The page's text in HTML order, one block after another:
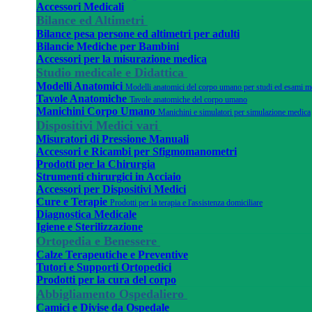
Accessori Medicali
Bilance ed Altimetri
Bilance pesa persone ed altimetri per adulti
Bilancie Mediche per Bambini
Accessori per la misurazione medica
Studio medicale e Didattica
Modelli Anatomici Modelli anatomici del corpo umano per studi ed esami
Tavole Anatomiche Tavole anatomiche del corpo umano
Manichini Corpo Umano Manichini e simulatori per simulazione medica
Dispositivi Medici vari
Misuratori di Pressione Manuali
Accessori e Ricambi per Sfigmomanometri
Prodotti per la Chirurgia
Strumenti chirurgici in Acciaio
Accessori per Dispositivi Medici
Cure e Terapie Prodotti per la terapia e l'assistenza domiciliare
Diagnostica Medicale
Igiene e Sterilizzazione
Ortopedia e Benessere
Calze Terapeutiche e Preventive
Tutori e Supporti Ortopedici
Prodotti per la cura del corpo
Abbigliamento Ospedaliero
Camici e Divise da Ospedale